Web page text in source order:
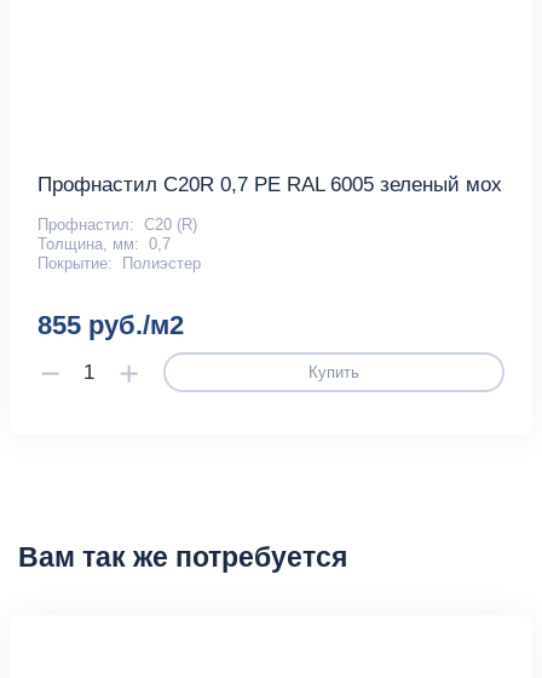
Профнастил С20R 0,7 PE RAL 6005 зеленый мох
Профнастил: С20 (R)
Толщина, мм: 0,7
Покрытие:
Полиэстер
855 руб./м2
Купить
Вам так же потребуется